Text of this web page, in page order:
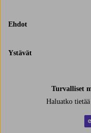
Ehdot
Ystävät
Turvalliset
Haluatko tietää